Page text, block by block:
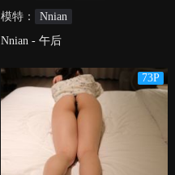
模特：
Nnian
Nnian - 午后
73P